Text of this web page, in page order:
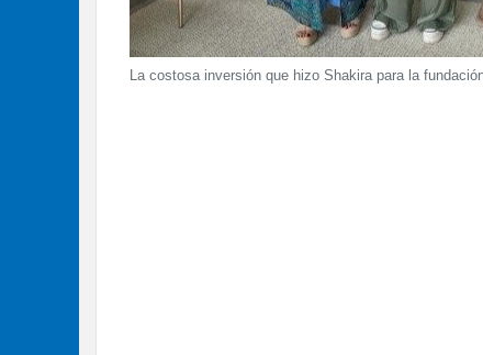
La costosa inversión que hizo Shakira para la